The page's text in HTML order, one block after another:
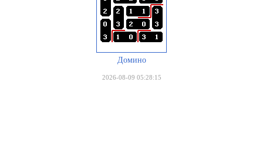
Домино
2026-08-09 05:28:15